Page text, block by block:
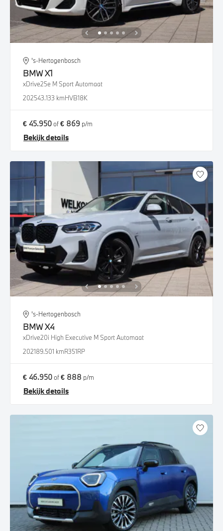
's-Hertogenbosch
BMWX1
xDrive25e M Sport Automaat
202543.133 kmHVB18K
€ 45.950of€ 869 p/m
Bekijk details
's-Hertogenbosch
BMWX4
xDrive20i High Executive M Sport Automaat
202189.501 kmR351RP
€ 46.950of€ 888 p/m
Bekijk details